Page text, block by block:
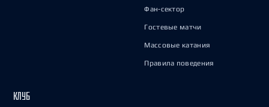
Фан-сектор
Гостевые матчи
Массовые катания
Правила поведения
КЛУБ